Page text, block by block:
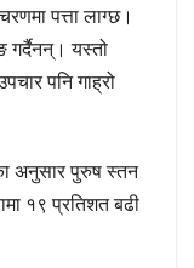
पत्ता लाग्छ।
गर्दैनन्। यस्तो
पनि गाह्रो
अनुसार पुरुष स्तन
१९ प्रतिशत बढी